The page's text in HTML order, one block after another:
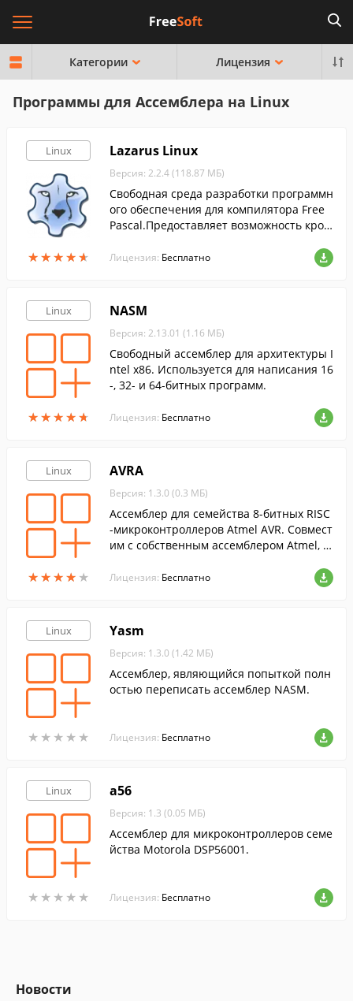
Категории Лицензия
Программы для Ассемблера на Linux
Linux
★★★★★
★★★★★
Lazarus Linux
Версия: 2.2.4 (118.87 МБ)
Свободная среда разработки программн
ого обеспечения для компилятора Free
Pascal.Предоставляет возможность крос
ий в Delphi-подобном окружении.
Лицензия: Бесплатно
Linux
★★★★★
★★★★★
NASM
Версия: 2.13.01 (1.16 МБ)
Cвободный ассемблер для архитектуры I
ntel x86. Используется для написания 16
-, 32- и 64-битных программ.
Лицензия: Бесплатно
Linux
★★★★ ★
★★★★ ★
AVRA
Версия: 1.3.0 (0.3 МБ)
Ассемблер для семейства 8-битных RISC
-микроконтроллеров Atmel AVR. Совмест
им с собственным ассемблером Atmel, н
ов и дополнительные директивы препр
Лицензия: Бесплатно
Linux
★ ★ ★ ★ ★
★ ★ ★ ★ ★
Yasm
Версия: 1.3.0 (1.42 МБ)
Ассемблер, являющийся попыткой полн
остью переписать ассемблер NASM.
Лицензия: Бесплатно
Linux
★ ★ ★ ★ ★
★ ★ ★ ★ ★
a56
Версия: 1.3 (0.05 МБ)
Ассемблер для микроконтроллеров семе
йства Motorola DSP56001.
Лицензия: Бесплатно
Новости